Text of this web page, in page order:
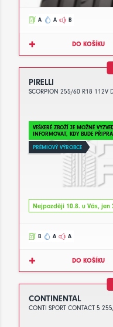
A A B
DO KOŠÍKU
PIRELLI
SCORPION 255/60 R18 112V
VEŠKERÉ ZBOŽÍ JE MOŽNÉ
INFORMOVAT, KDY BUDE
PRÉMIOVÝ VÝROBCE
Nejpozději 10.8. u Vás, jen
B A A
DO KOŠÍKU
CONTINENTAL
CONTI SPORT CONTACT 5